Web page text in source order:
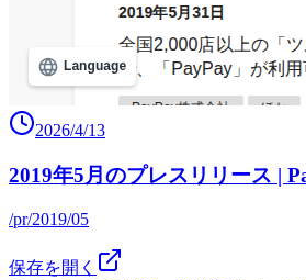
2026/4/13
2019年5月のプレスリリース |
/pr/2019/05
保存を開く